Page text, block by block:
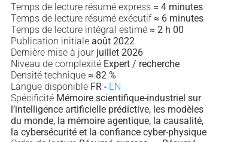
Temps de lecture résumé express ≈ 4 minutes
Temps de lecture résumé exécutif≈ 6 minutes
Temps de lecture intégral estimé ≈ 2 h 00
Publication initiale août 2022
Dernière mise à jour juillet 2026
Niveau de complexité Expert / recherche
Densité technique ≈ 82 %
Langue disponible FR · EN
Spécificité Mémoire scientifique-industriel sur
l’intelligence artificielle prédictive, les modèles
du monde, la mémoire agentique, la causalité,
la cybersécurité et la confiance cyber-physique